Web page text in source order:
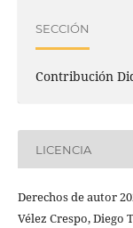
SECCIÓN
Contribución
LICENCIA
Derechos de autor
Vélez Crespo, Diego